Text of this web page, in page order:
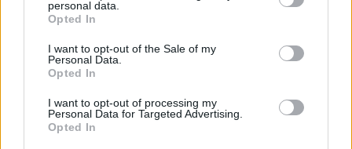
grant or deny consent to Google and its third-party tags to
use your data for below specified purposes in below Google
consent section.
personal data.
Opted In
I want to opt-out of the Sale of my
Personal Data.
Opted In
I want to opt-out of processing my
Personal Data for Targeted Advertising.
Opted In
καταγράφηκαν τα ποσά από τις απαιτούμενες
συναλλαγές για την ολοκλήρωση της Σύμβασης
Παραχώρησης Υπηρεσιών για τη χρηματοδότηση,
λειτουργία, συντήρηση και εκμετάλλευση του